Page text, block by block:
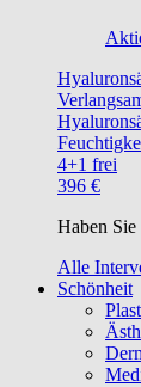
4+1 frei
396 €
Haben Sie
Alle
Schönheit